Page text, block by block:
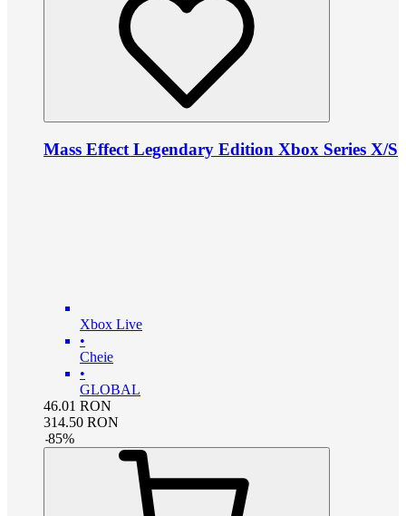
Mass Effect Legendary Edition Xbox Series X/S
Xbox Live
•
Cheie
•
GLOBAL
46.01 RON
314.50 RON
-85%